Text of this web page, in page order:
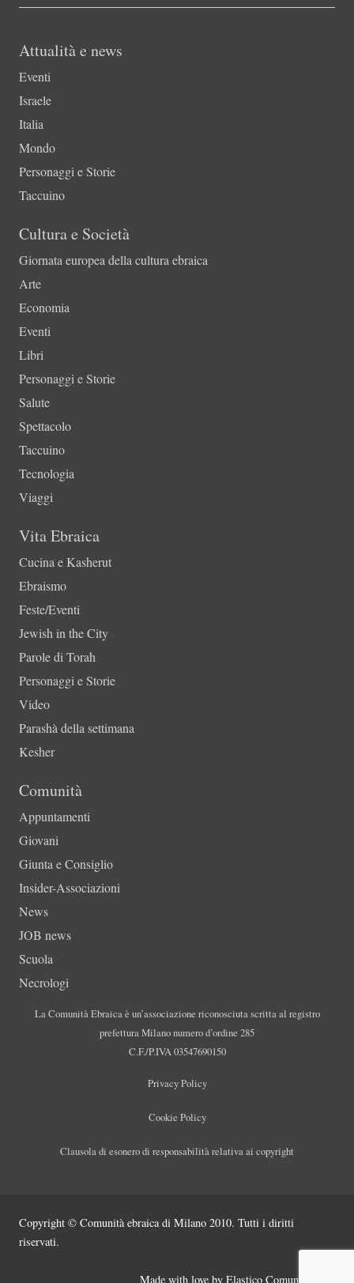
Attualità e news
Eventi
Israele
Italia
Mondo
Personaggi e Storie
Taccuino
Cultura e Società
Giornata europea della cultura ebraica
Arte
Economia
Eventi
Libri
Personaggi e Storie
Salute
Spettacolo
Taccuino
Tecnologia
Viaggi
Vita Ebraica
Cucina e Kasherut
Ebraismo
Feste/Eventi
Jewish in the City
Parole di Torah
Personaggi e Storie
Video
Parashà della settimana
Kesher
Comunità
Appuntamenti
Giovani
Giunta e Consiglio
Insider-Associazioni
News
JOB news
Scuola
Necrologi
La Comunità Ebraica è un’associazione riconosciuta scritta al registro
prefettura Milano numero d’ordine 285
C.F./P.IVA 03547690150
Privacy Policy
Cookie Policy
Clausola di esonero di responsabilità relativa ai copyright
Copyright © Comunità ebraica di Milano 2010. Tutti i diritti
riservati.
Made with love by Elastico Comunicazione